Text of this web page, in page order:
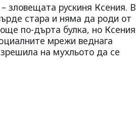
зловещата рускиня Ксения. В
стара и няма да роди от
по-дърта булка, но Ксения
мрежи веднага
на мухльото да се